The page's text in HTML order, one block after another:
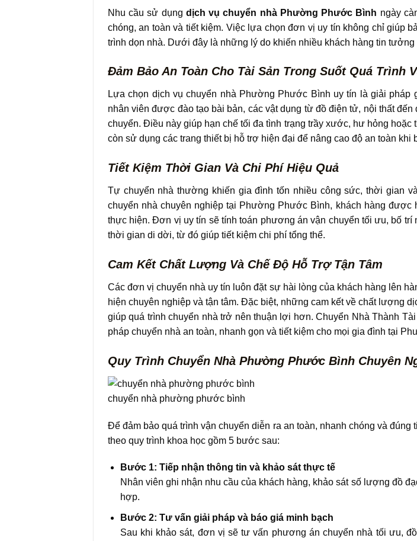
Nhu cầu sử dụng dịch vụ chuyển nhà Phường Phước Bình ngày
chóng, an toàn và tiết kiệm. Việc lựa chọn đơn vị uy tín không chỉ giúp
trình dọn nhà. Dưới đây là những lý do khiến nhiều khách hàng tin
Đảm Bảo An Toàn Cho Tài Sản Trong Suốt Quá Trình
Lựa chọn dịch vụ chuyển nhà Phường Phước Bình uy tín là giải
nhân viên được đào tạo bài bản, các vật dụng từ đồ điện tử, nội thất
chuyển. Điều này giúp hạn chế tối đa tình trạng trầy xước, hư hỏng
còn sử dụng các trang thiết bị hỗ trợ hiện đại để nâng cao độ an toàn khi
Tiết Kiệm Thời Gian Và Chi Phí Hiệu Quả
Tự chuyển nhà thường khiến gia đình tốn nhiều công sức, thời gian
chuyển nhà chuyên nghiệp tại Phường Phước Bình, khách hàng
thực hiện. Đơn vị uy tín sẽ tính toán phương án vận chuyển tối ưu, bố
thời gian di dời, từ đó giúp tiết kiệm chi phí tổng thể.
Cam Kết Chất Lượng Và Chế Độ Hỗ Trợ Tận Tâm
Các đơn vị chuyển nhà uy tín luôn đặt sự hài lòng của khách hàng lên
hiện chuyên nghiệp và tận tâm. Đặc biệt, những cam kết về chất lượng
giúp quá trình chuyển nhà trở nên thuận lợi hơn. Chuyển Nhà Thành
pháp chuyển nhà an toàn, nhanh gọn và tiết kiệm cho mọi gia đình tại
Quy Trình Chuyển Nhà Phường Phước Bình Chuyên
chuyển nhà phường phước bình
Để đảm bảo quá trình vận chuyển diễn ra an toàn, nhanh chóng và
theo quy trình khoa học gồm 5 bước sau:
Bước 1: Tiếp nhận thông tin và khảo sát thực tế
Nhân viên ghi nhận nhu cầu của khách hàng, khảo sát số lượng đồ
hợp.
Bước 2: Tư vấn giải pháp và báo giá minh bạch
Sau khi khảo sát, đơn vị sẽ tư vấn phương án chuyển nhà tối ưu,